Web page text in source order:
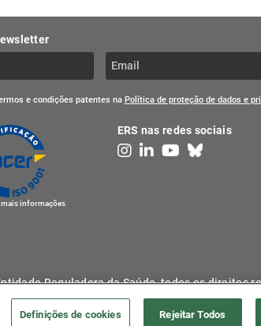
e condições patentes na Política de proteção de dados e
informações
ERS nas redes sociais
Reguladora da Saúde, todos os direitos
Definições de cookies Rejeitar Todos